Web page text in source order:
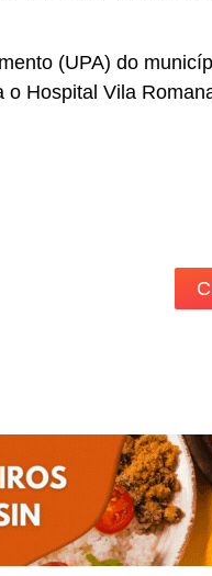
(UPA) do
Hospital Vila